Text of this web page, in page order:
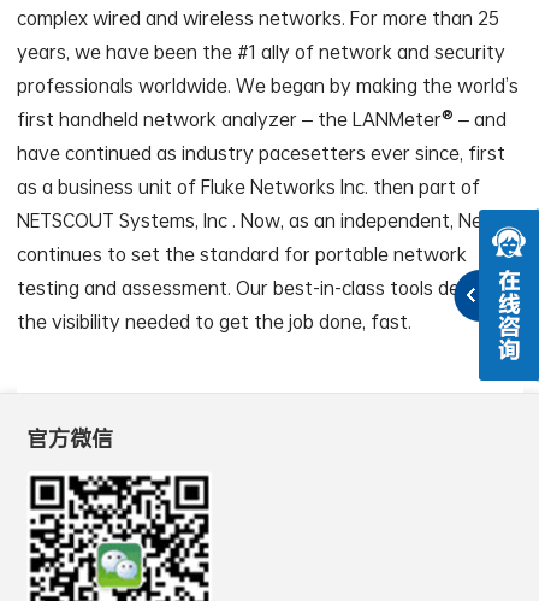
complex wired and wireless networks. For more than 25
years, we have been the #1 ally of network and security
professionals worldwide. We began by making the world’s
first handheld network analyzer – the LANMeter® – and
have continued as industry pacesetters ever since, first
as a business unit of Fluke Networks Inc. then part of
NETSCOUT Systems, Inc . Now, as an independent, NetAlly
continues to set the standard for portable network
testing and assessment. Our best-in-class tools deliver
the visibility needed to get the job done, fast.
官方微信